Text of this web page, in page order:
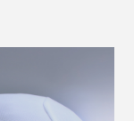
分野に精通する